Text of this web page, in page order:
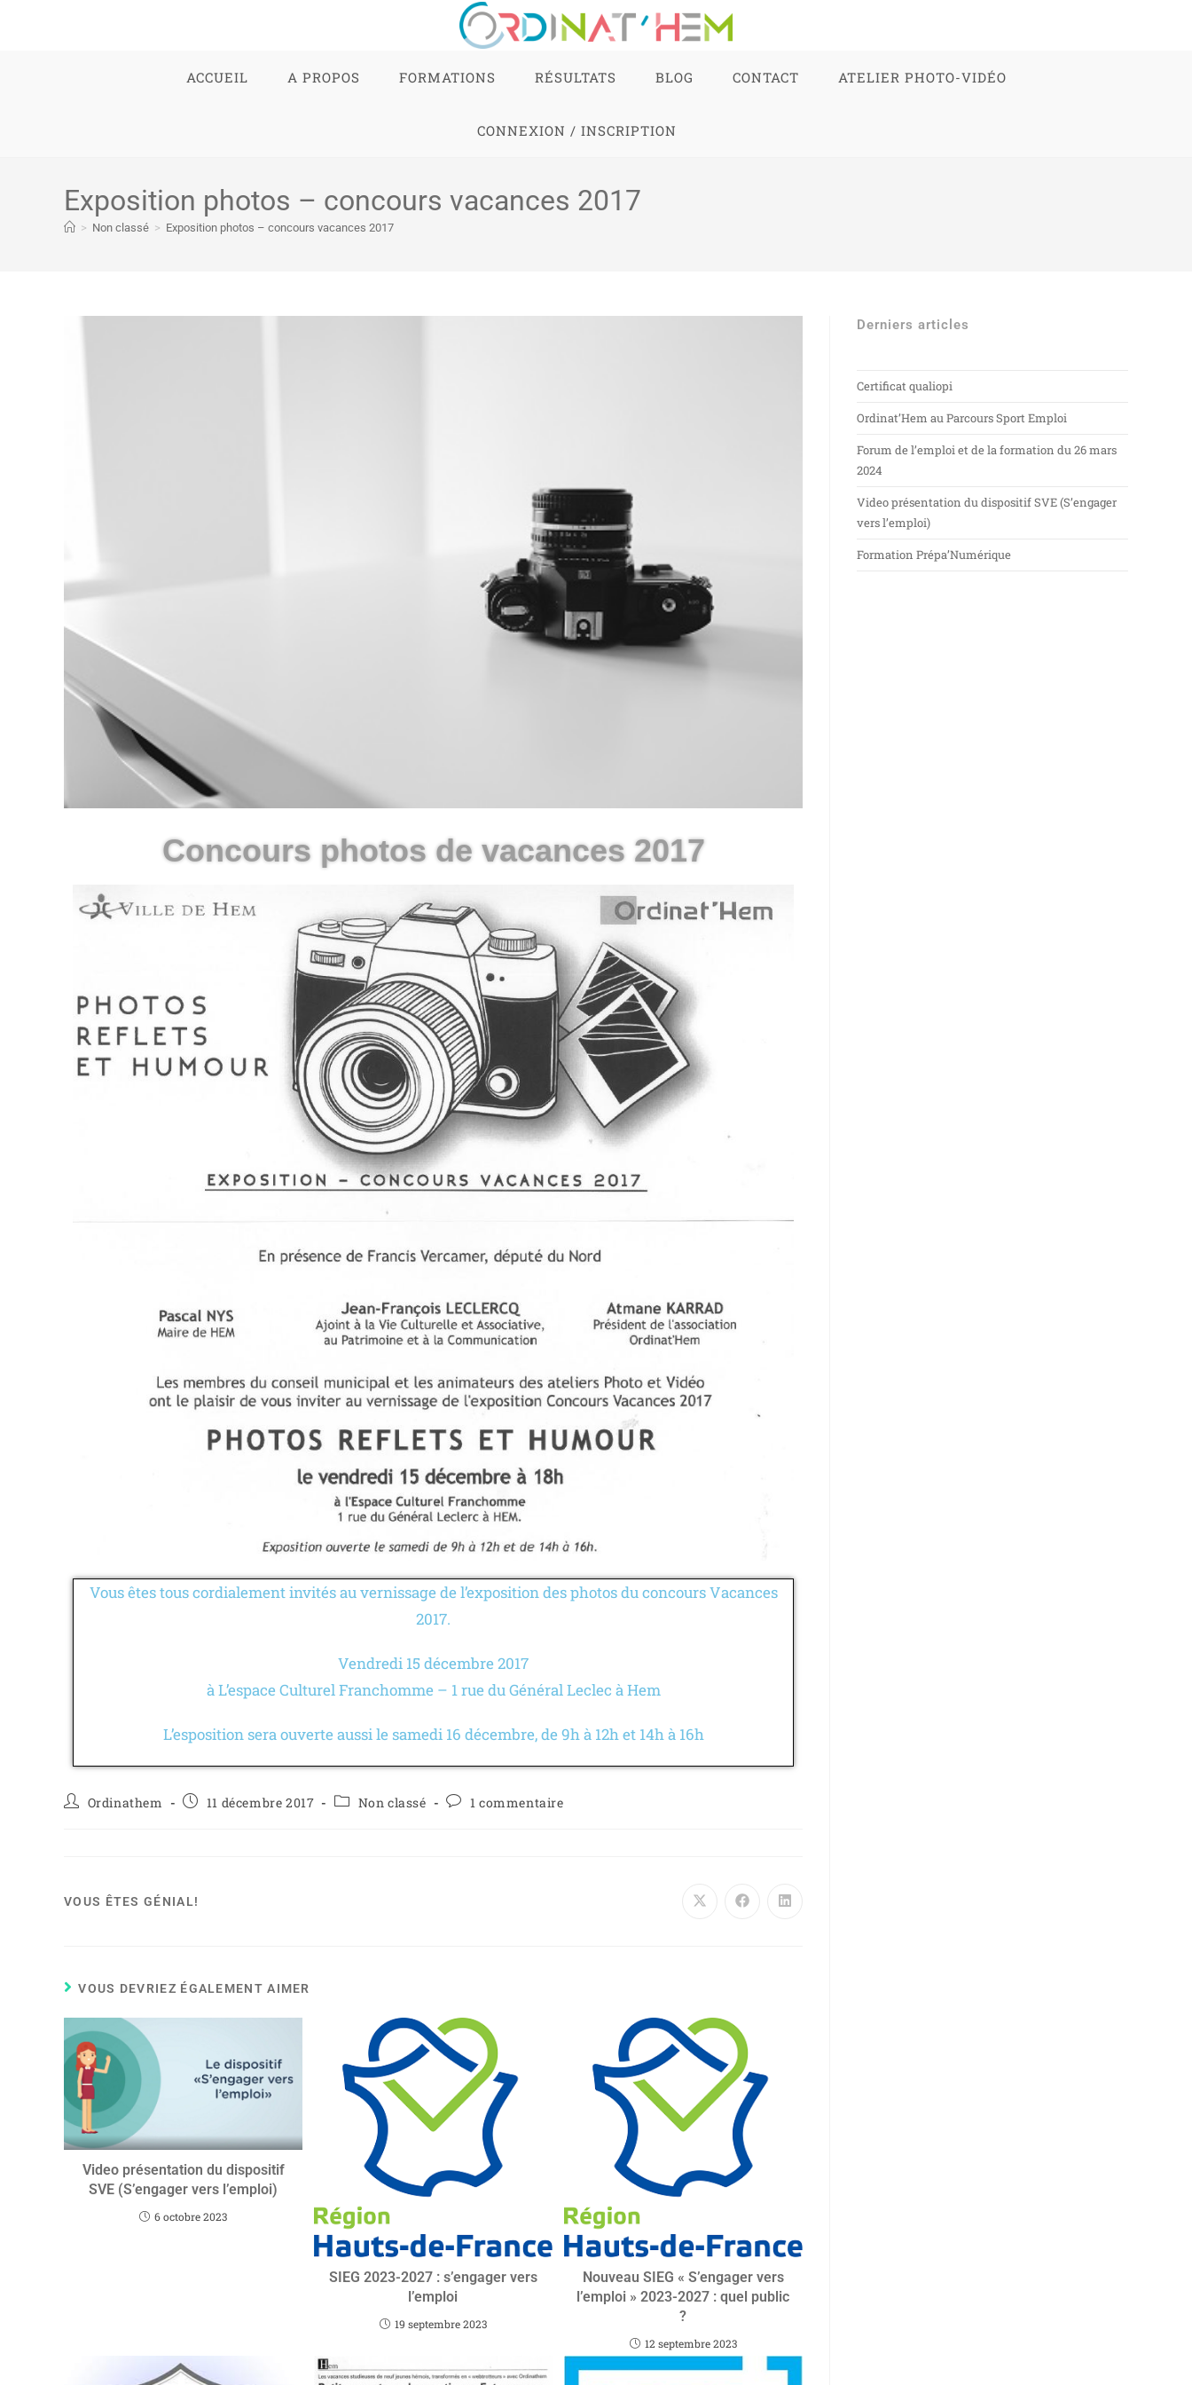
ACCUEIL A PROPOS FORMATIONS RÉSULTATS BLOG CONTACT ATELIER PHOTO-VIDÉO
CONNEXION / INSCRIPTION
Exposition photos – concours vacances 2017
> Non classé > Exposition photos – concours vacances 2017
Concours photos de vacances 2017
Vous êtes tous cordialement invités au vernissage de l’exposition des photos du concours Vacances
2017.
Vendredi 15 décembre 2017
à L’espace Culturel Franchomme – 1 rue du Général Leclec à Hem
L’esposition sera ouverte aussi le samedi 16 décembre, de 9h à 12h et 14h à 16h
Ordinathem 11 décembre 2017 Non classé 1 commentaire
VOUS ÊTES GÉNIAL!
VOUS DEVRIEZ ÉGALEMENT AIMER
Video présentation du dispositif
SVE (S’engager vers l’emploi)
6 octobre 2023
SIEG 2023-2027 : s’engager vers
l’emploi
19 septembre 2023
Nouveau SIEG « S’engager vers
l’emploi » 2023-2027 : quel public
?
12 septembre 2023
Derniers articles
Certificat qualiopi
Ordinat’Hem au Parcours Sport Emploi
Forum de l’emploi et de la formation du 26 mars
2024
Video présentation du dispositif SVE (S’engager
vers l’emploi)
Formation Prépa’Numérique